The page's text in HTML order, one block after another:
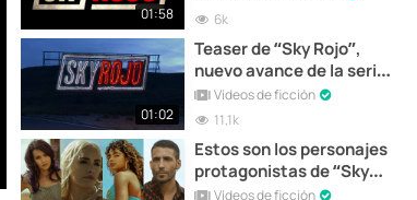
01:58
6k
01:02
Teaser de “Sky Rojo”,
nuevo avance de la serie
española de Netflix
Vídeos de ficción
11,1k
Estos son los personajes
protagonistas de “Sky
Rojo”, la nueva serie
Vídeos de ficción